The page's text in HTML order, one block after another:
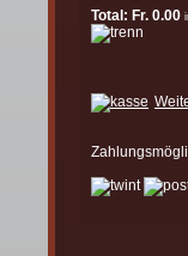
Total: Fr. 0.00